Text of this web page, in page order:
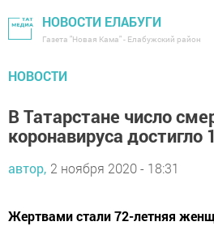
НОВОСТИ ЕЛАБУГИ
Газета "Новая Кама" - Елабужский район
НОВОСТИ
В Татарстане число
коронавируса достигло
автор, 2 ноября 2020 - 18:31
Жертвами стали 72-летняя